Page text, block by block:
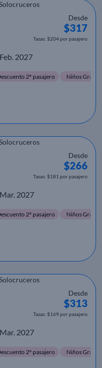
Desde
$317
Tasas: $204 por pasajero
2027
2º pasajero Niños Gratis
Desde
$266
Tasas: $181 por pasajero
2027
2º pasajero Niños Gratis
Desde
$313
Tasas: $169 por pasajero
2027
2º pasajero Niños Gratis